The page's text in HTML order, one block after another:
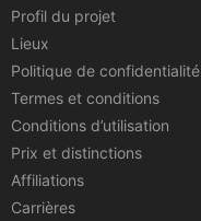
Profil du projet
Lieux
Politique de confidentialité
Termes et conditions
Conditions d’utilisation
Prix et distinctions
Affiliations
Carrières